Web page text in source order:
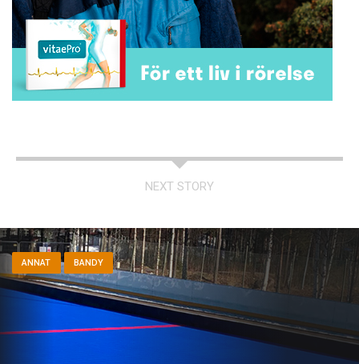
NEXT STORY
ANNAT BANDY